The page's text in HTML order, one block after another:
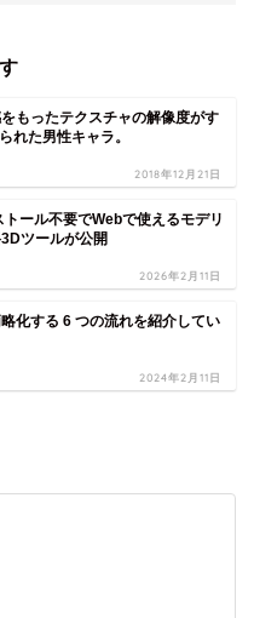
もったテクスチャの解像度がす
れた男性キャラ。
2018年12月21日
ール不要でWebで使えるモデリ
ツールが公開
2026年2月11日
略化する 6 つの流れを紹介してい
2024年2月11日